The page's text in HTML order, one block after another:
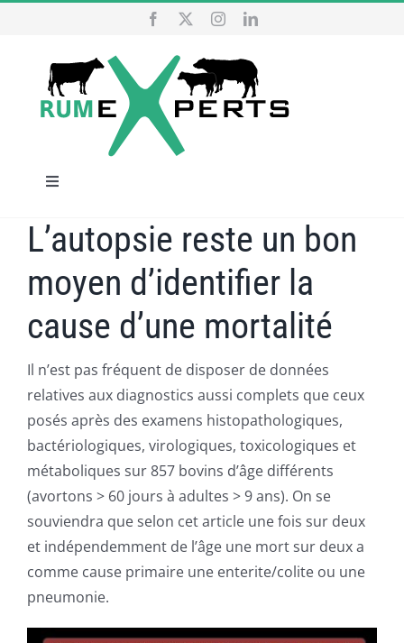
contenu
Navigation
bascule
ACCUEIL
NOS SERVICES
PUBLICATIONS
CAPSULES
CONTACT
L’autopsie reste un bon
moyen d’identifier la
cause d’une mortalité
Il n’est pas fréquent de disposer de données
relatives aux diagnostics aussi complets que ceux
posés après des examens histopathologiques,
bactériologiques, virologiques, toxicologiques et
métaboliques sur 857 bovins d’âge différents
(avortons > 60 jours à adultes > 9 ans). On se
souviendra que selon cet article une fois sur deux
et indépendemment de l’âge une mort sur deux a
comme cause primaire une enterite/colite ou une
pneumonie.